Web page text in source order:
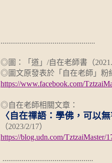
.................................................
◎圖：「道」/自在老師書（
◎圖文原發表於「自在老師」粉
https://www.facebook.com/
◎自在老師相關文章：
〈自在禪語：學佛，可以
（2023/2/17）
https://blog.udn.com/TztzaiMaster/
...............................................